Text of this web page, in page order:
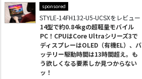
sponsored
STYLE-14FH132-U5-UCSXをレビュー
14型で約0.84kgの超軽量モバイル
PC！CPUはCore Ultraシリーズ3で
ディスプレーはOLED（有機EL）、バ
ッテリー駆動時間は13時間超え。も
う欲しくなる要素しか見つからない
ッ！